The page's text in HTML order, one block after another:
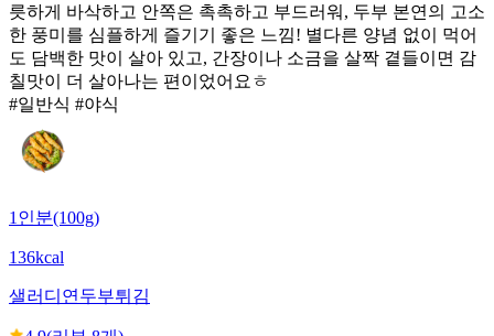
릇하게 바삭하고 안쪽은 촉촉하고 부드러워, 두부 본연의 고소
한 풍미를 심플하게 즐기기 좋은 느낌! 별다른 양념 없이 먹어
도 담백한 맛이 살아 있고, 간장이나 소금을 살짝 곁들이면 감
칠맛이 더 살아나는 편이었어요ㅎ
#일반식 #야식
1인분(100g)
136kcal
샐러디 연두부튀김